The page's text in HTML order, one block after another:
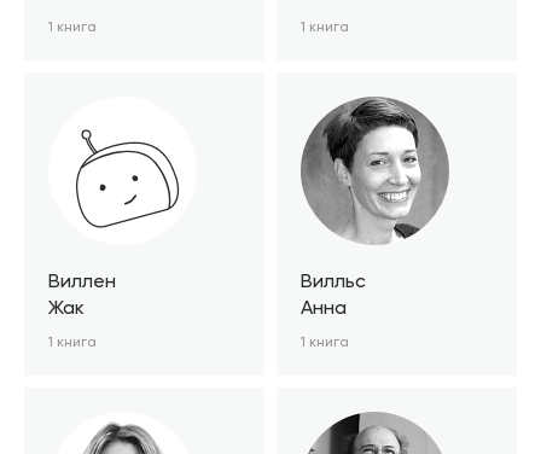
1 книга 1 книга
Виллен
Жак
1 книга
Вилльс
Анна
1 книга